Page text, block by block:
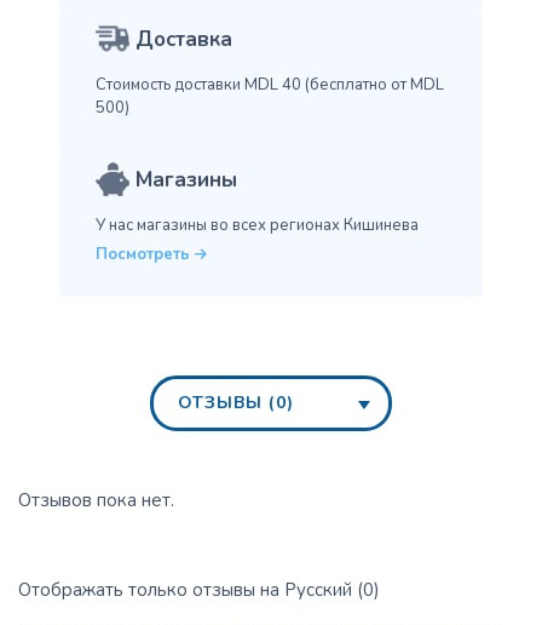
Доставка
Стоимость доставки MDL 40 (бесплатно от MDL
500)
Магазины
У нас магазины во всех регионах Кишинева
Посмотреть
ОТЗЫВЫ (0)
Отзывов пока нет.
Отображать только отзывы на Русский (0)